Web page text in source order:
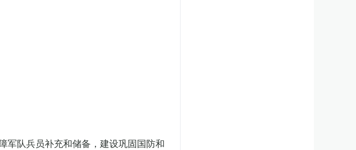
军队兵员补充和储备，建设巩固国防和